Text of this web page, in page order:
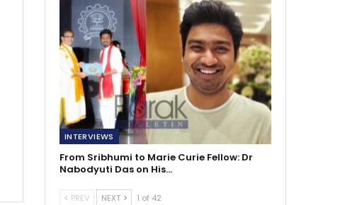
INTERVIEWS
From Sribhumi to Marie Curie Fellow: Dr
Nabodyuti Das on His…
PREV NEXT 1 of 42